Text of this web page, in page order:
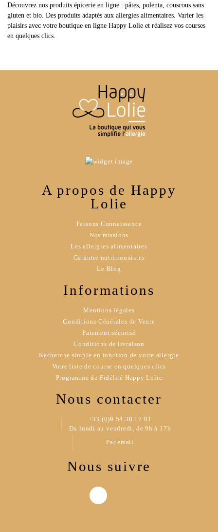
Découvrez nos produits épicerie en ligne : pâtes, polenta, couscous sans
gluten et bio. Des produits adaptés aux allergies alimentaires. Varier les
plaisirs avec votre boutique en ligne Happy Lolie et réalisez vos courses
en quelques clics.
A propos de Happy
Lolie
Faisons Connaissance
Nos missions
Les allergies alimentaires
Garantie nutritionnistes
Le Blog
Informations
Mentions légales
Conditions Générales de Vente
Paiement sécurisé
Conditions de livraison
Recherche simple en fonction de votre allergie
Votre liste de course en quelques clics
Programme de Fidélité Happy Lolie
Nous contacter
+33 (0)9 54 30 17 01
Du lundi au vendredi, de 9h à 17h
Par email
Nous suivre